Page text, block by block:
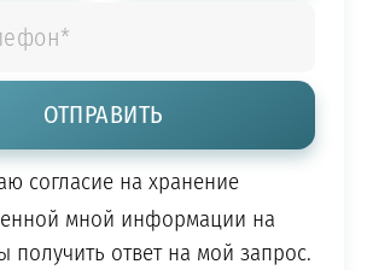
согласие на хранение
мной информации на
получить ответ на мой запрос.